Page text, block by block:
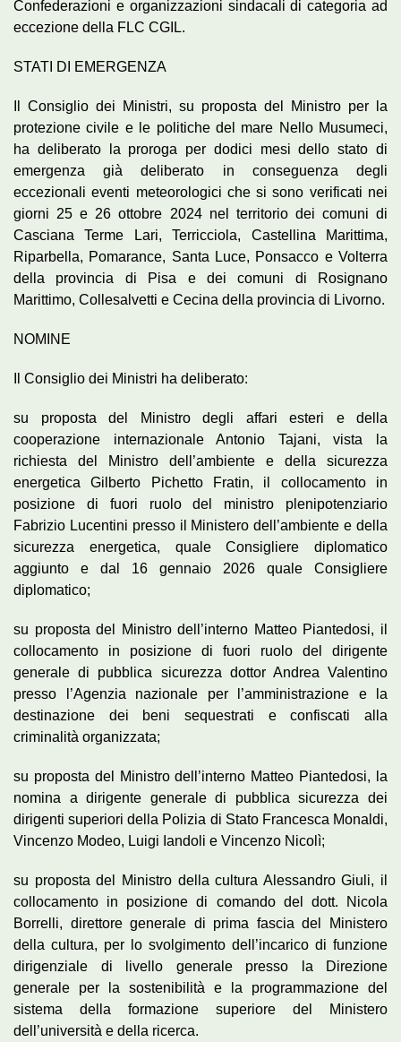
Confederazioni e organizzazioni sindacali di categoria ad
eccezione della FLC CGIL.
STATI DI EMERGENZA
Il Consiglio dei Ministri, su proposta del Ministro per la
protezione civile e le politiche del mare Nello Musumeci,
ha deliberato la proroga per dodici mesi dello stato di
emergenza già deliberato in conseguenza degli
eccezionali eventi meteorologici che si sono verificati nei
giorni 25 e 26 ottobre 2024 nel territorio dei comuni di
Casciana Terme Lari, Terricciola, Castellina Marittima,
Riparbella, Pomarance, Santa Luce, Ponsacco e Volterra
della provincia di Pisa e dei comuni di Rosignano
Marittimo, Collesalvetti e Cecina della provincia di Livorno.
NOMINE
Il Consiglio dei Ministri ha deliberato:
su proposta del Ministro degli affari esteri e della
cooperazione internazionale Antonio Tajani, vista la
richiesta del Ministro dell’ambiente e della sicurezza
energetica Gilberto Pichetto Fratin, il collocamento in
posizione di fuori ruolo del ministro plenipotenziario
Fabrizio Lucentini presso il Ministero dell’ambiente e della
sicurezza energetica, quale Consigliere diplomatico
aggiunto e dal 16 gennaio 2026 quale Consigliere
diplomatico;
su proposta del Ministro dell’interno Matteo Piantedosi, il
collocamento in posizione di fuori ruolo del dirigente
generale di pubblica sicurezza dottor Andrea Valentino
presso l’Agenzia nazionale per l’amministrazione е la
destinazione dei beni sequestrati e confiscati alla
criminalità organizzata;
su proposta del Ministro dell’interno Matteo Piantedosi, la
nomina a dirigente generale di pubblica sicurezza dei
dirigenti superiori della Polizia di Stato Francesca Monaldi,
Vincenzo Modeo, Luigi Iandoli e Vincenzo Nicolì;
su proposta del Ministro della cultura Alessandro Giuli, il
collocamento in posizione di comando del dott. Nicola
Borrelli, direttore generale di prima fascia del Ministero
della cultura, per lo svolgimento dell’incarico di funzione
dirigenziale di livello generale presso la Direzione
generale per la sostenibilità e la programmazione del
sistema della formazione superiore del Ministero
dell’università e della ricerca.